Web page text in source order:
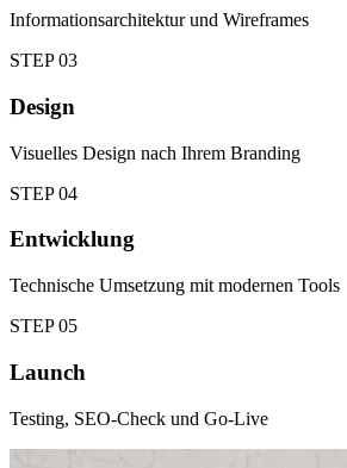
Informationsarchitektur und Wireframes
STEP03
Design
Visuelles Design nach Ihrem Branding
STEP04
Entwicklung
Technische Umsetzung mit modernen Tools
STEP05
Launch
Testing, SEO-Check und Go-Live